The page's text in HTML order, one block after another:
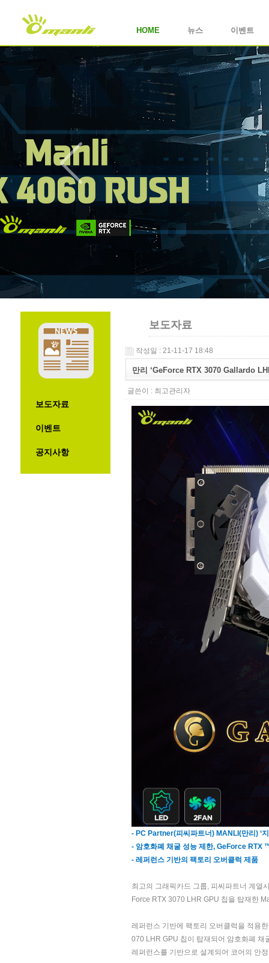
HOME 뉴스 이벤트
보도자료
이벤트
공지사항
보도자료
작성일 : 21-11-17 18:48
만리 ‘GeForce RTX 3070 Gallardo
글쓴이 : 최고관리자
- PC Partner(피씨파트너) MANLI(만리) ‘
- 암호화폐 채굴 성능 제한, GeForce RTX
- 레퍼런스 기반의 팩토리 오버클럭 제품
최고의 그래픽카드 그룹, 피씨파트너 계열
Force RTX 3070 LHR GPU 칩을 탑재한
레퍼런스 기반에 팩토리 오버클럭을 적용
070 LHR GPU 칩이 탑재되어 암호화폐 채
레퍼런스를 기반으로 설계되어 코어의 안